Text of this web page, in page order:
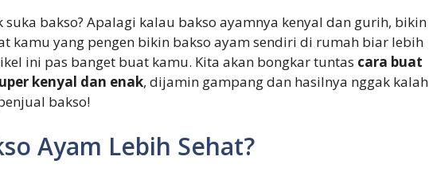
suka bakso? Apalagi kalau bakso ayamnya kenyal dan gurih, bikin
kamu yang pengen bikin bakso ayam sendiri di rumah biar lebih
ini pas banget buat kamu. Kita akan bongkar tuntas cara buat
kenyal dan enak, dijamin gampang dan hasilnya nggak kalah
bakso!
Ayam Lebih Sehat?